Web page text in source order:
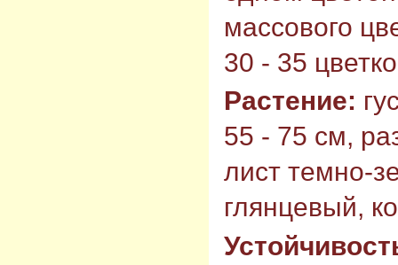
массового
30 - 35
Растение:
55 - 75 см,
лист темно-
глянцевый,